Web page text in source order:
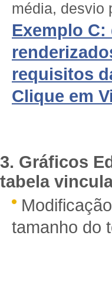
média, desvio
Exemplo
requisitos
Clique em
3. Gráficos
tabela
tamanho do